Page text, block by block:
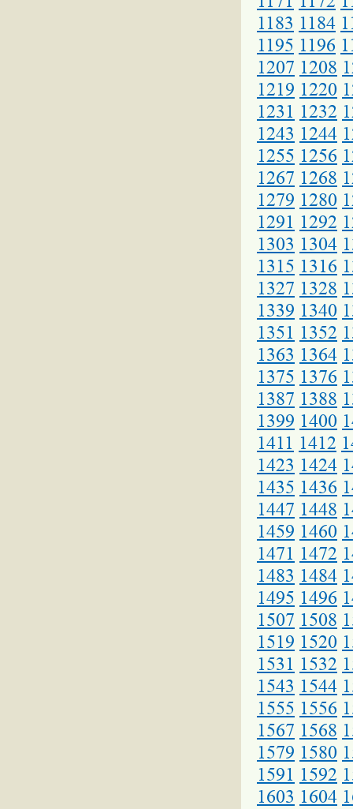
1183 1184
1195 1196
1207 1208
1219 1220
1231 1232
1243 1244
1255 1256
1267 1268
1279 1280
1291 1292
1303 1304
1315 1316
1327 1328
1339 1340
1351 1352
1363 1364
1375 1376
1387 1388
1399 1400
1411 1412
1423 1424
1435 1436
1447 1448
1459 1460
1471 1472
1483 1484
1495 1496
1507 1508
1519 1520
1531 1532
1543 1544
1555 1556
1567 1568
1579 1580
1591 1592
1603 1604